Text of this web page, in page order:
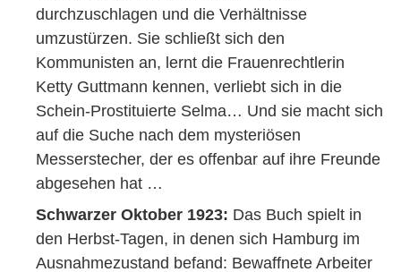
durchzuschlagen und die Verhältnisse
umzustürzen. Sie schließt sich den
Kommunisten an, lernt die Frauenrechtlerin
Ketty Guttmann kennen, verliebt sich in die
Schein-Prostituierte Selma… Und sie macht sich
auf die Suche nach dem mysteriösen
Messerstecher, der es offenbar auf ihre Freunde
abgesehen hat …
Schwarzer Oktober 1923: Das Buch spielt in
den Herbst-Tagen, in denen sich Hamburg im
Ausnahmezustand befand: Bewaffnete Arbeiter